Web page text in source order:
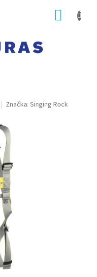
Značka: Singing Rock